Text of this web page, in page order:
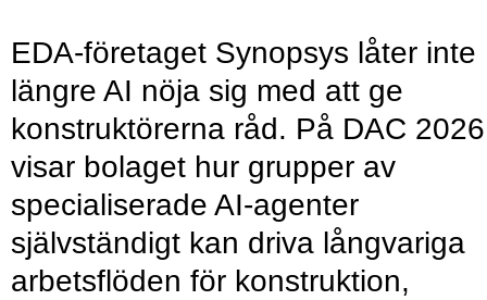
EDA-företaget Synopsys låter inte
längre AI nöja sig med att ge
konstruktörerna råd. På DAC 2026
visar bolaget hur grupper av
specialiserade AI-agenter
självständigt kan driva långvariga
arbetsflöden för konstruktion,